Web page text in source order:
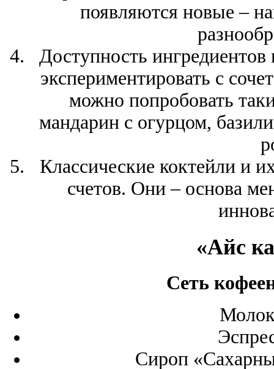
появляются новые –
Доступность
экспериментировать с
можно попробовать
мандарин с огурцом,
Классические коктейли и
счетов. Они – основа
«Айс
Сеть
Сироп